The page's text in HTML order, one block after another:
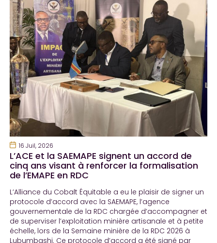
16 Juil, 2026
L’ACE et la SAEMAPE signent un accord de
cinq ans visant à renforcer la formalisation
de l’EMAPE en RDC
L’Alliance du Cobalt Équitable a eu le plaisir de signer un
protocole d’accord avec la SAEMAPE, l’agence
gouvernementale de la RDC chargée d’accompagner et
de superviser l’exploitation minière artisanale et à petite
échelle, lors de la Semaine minière de la RDC 2026 à
Lubumbashi. Ce protocole d’accord a été signé par